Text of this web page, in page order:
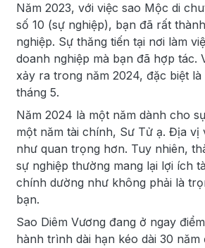
Năm 2023, với việc sao Mộc di
số 10 (sự nghiệp), bạn đã rất
nghiệp. Sự thăng tiến tại nơi làm
doanh nghiệp mà bạn đã hợp tác.
xảy ra trong năm 2024, đặc biệt
tháng 5.
Năm 2024 là một năm dành cho
một năm tài chính, Sư Tử ạ. Địa vị
như quan trọng hơn. Tuy nhiên,
sự nghiệp thường mang lại lợi ích
chính dường như không phải là
bạn.
Sao Diêm Vương đang ở ngay
hành trình dài hạn kéo dài 30 năm